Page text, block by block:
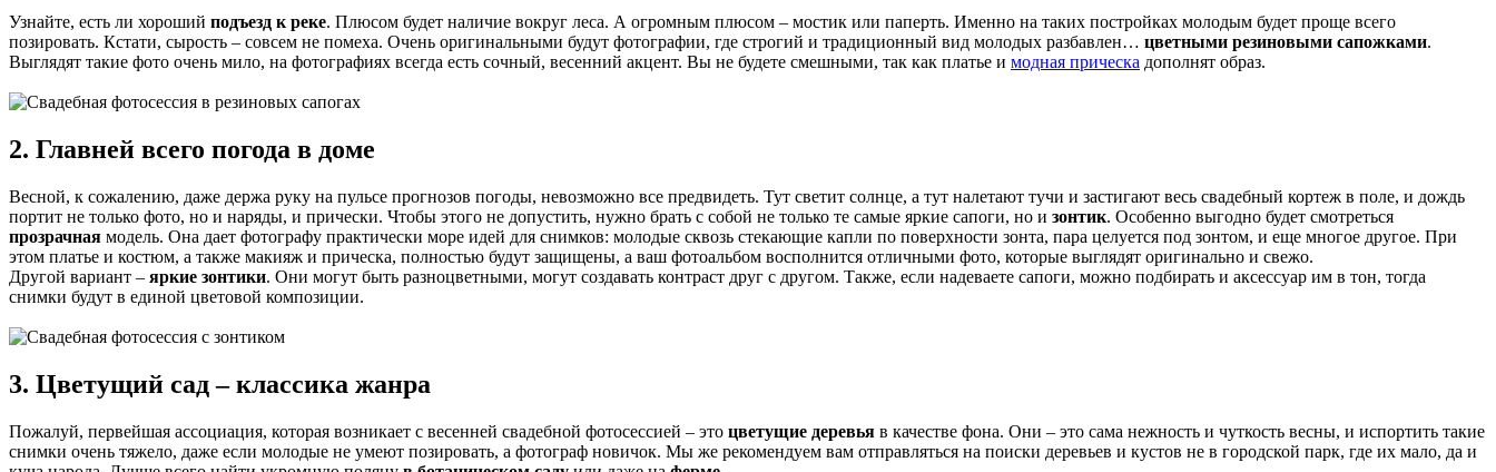
Узнайте, есть ли хороший подъезд к реке. Плюсом будет наличие вокруг леса. А огромным плюсом – мостик или паперть. Именно на таких постройках молодым будет проще всего
позировать. Кстати, сырость – совсем не помеха. Очень оригинальными будут фотографии, где строгий и традиционный вид молодых разбавлен… цветными резиновыми сапожками.
Выглядят такие фото очень мило, на фотографиях всегда есть сочный, весенний акцент. Вы не будете смешными, так как платье и модная прическа дополнят образ.
2. Главней всего погода в доме
Весной, к сожалению, даже держа руку на пульсе прогнозов погоды, невозможно все предвидеть. Тут светит солнце, а тут налетают тучи и застигают весь свадебный кортеж в поле, и дождь
портит не только фото, но и наряды, и прически. Чтобы этого не допустить, нужно брать с собой не только те самые яркие сапоги, но и зонтик. Особенно выгодно будет смотреться
прозрачная модель. Она дает фотографу практически море идей для снимков: молодые сквозь стекающие капли по поверхности зонта, пара целуется под зонтом, и еще многое другое. При
этом платье и костюм, а также макияж и прическа, полностью будут защищены, а ваш фотоальбом восполнится отличными фото, которые выглядят оригинально и свежо.
Другой вариант – яркие зонтики. Они могут быть разноцветными, могут создавать контраст друг с другом. Также, если надеваете сапоги, можно подбирать и аксессуар им в тон, тогда
снимки будут в единой цветовой композиции.
3. Цветущий сад – классика жанра
Пожалуй, первейшая ассоциация, которая возникает с весенней свадебной фотосессией – это цветущие деревья в качестве фона. Они – это сама нежность и чуткость весны, и испортить такие
снимки очень тяжело, даже если молодые не умеют позировать, а фотограф новичок. Мы же рекомендуем вам отправляться на поиски деревьев и кустов не в городской парк, где их мало, да и